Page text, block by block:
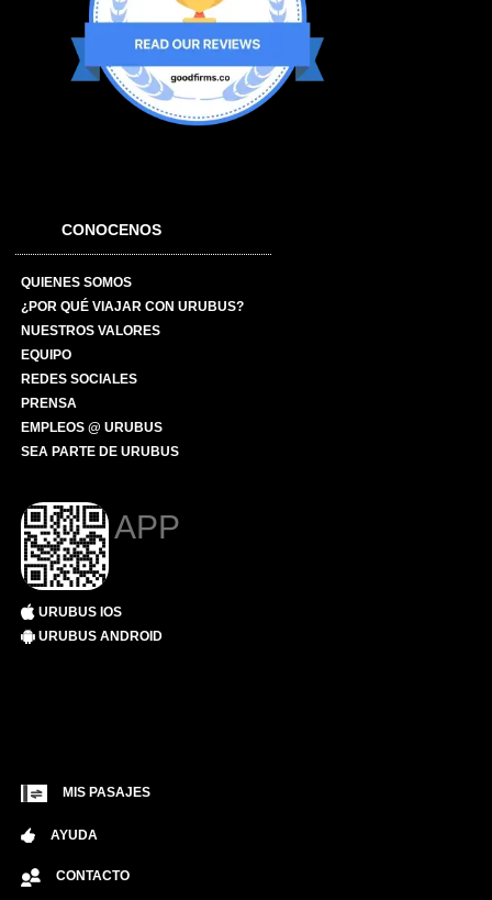
CONOCENOS
QUIENES SOMOS
¿POR QUÉ VIAJAR CON URUBUS?
NUESTROS VALORES
EQUIPO
REDES SOCIALES
PRENSA
EMPLEOS @ URUBUS
SEA PARTE DE URUBUS
APP
URUBUS IOS
URUBUS ANDROID
MIS PASAJES
AYUDA
CONTACTO